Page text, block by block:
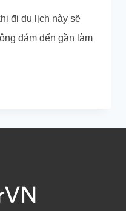
đi du lịch này sẽ
dám đến gần làm